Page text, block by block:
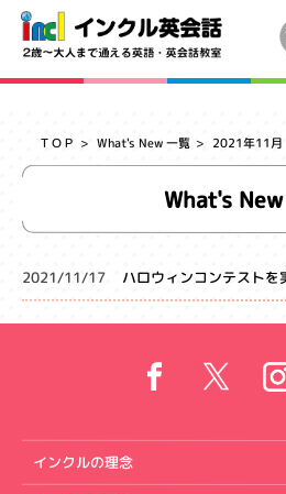
ＴＯＰ What's New 一覧 2021年11月
What's
2021/11/17 ハロウィンコンテストを
インクルの理念